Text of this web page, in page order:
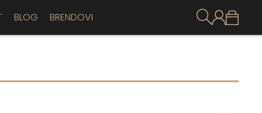
BLOG BRENDOVI